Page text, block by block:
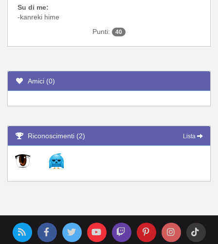
Su di me:
-kanreki hime
Punti:
40
Amici (0)
Riconoscimenti (2) Lista